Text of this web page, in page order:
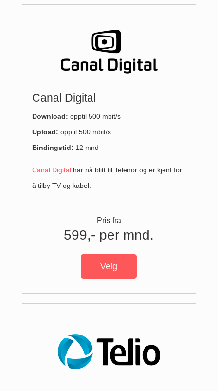
Canal Digital
Download: opptil 500 mbit/s
Upload: opptil 500 mbit/s
Bindingstid: 12 mnd
Canal Digitalhar nå blitt til Telenor og er kjent for
å tilby TV og kabel.
Pris fra
599,- per mnd.
Velg